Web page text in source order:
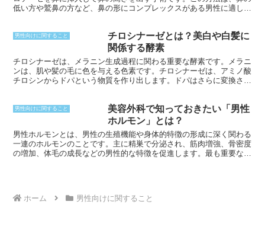
低い方や鷲鼻の方など、鼻の形にコンプレックスがある男性に適して
とができ、軟骨は鼻に馴染みやすいという特徴があります。手術時間
は約1～2時間で、局所麻酔で行われます。プロテーゼは鼻柱の下や
鼻の横の内側に切開を加えて挿入されます。手術後の腫れや内出血は
個人差がありますが、通常は1～2週間程度で落ち着きます。
男性向けに関すること
チロシナーゼとは？美白や白髪に
関係する酵素
チロシナーゼは、メラニン生成過程に関わる重要な酵素です。メラニ
ンは、肌や髪の毛に色を与える色素です。チロシナーゼは、アミノ酸
チロシンからドパという物質を作り出します。ドパはさらに変換さ
トは、肌の基底層と毛包の周囲に位置しています。チロシナーゼの活
性は、紫外線やホルモンなど、さまざまな要因によって制御されてい
ます。紫外線が肌に当たると、チロシナーゼの産生が増加し、メラニ
ン生成が促進されます。これにより、日焼けが起こります。
男性向けに関すること
美容外科で知っておきたい「男性
ホルモン」とは？
男性ホルモンとは、男性の生殖機能や身体的特徴の形成に深く関わる
一連のホルモンのことです。主に精巣で分泌され、筋肉増強、骨密度
の増加、体毛の成長などの男性的な特徴を促進します。最も重要な男
ホーム 男性向けに関すること